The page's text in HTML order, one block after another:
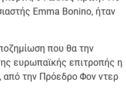
Emma Bonino, ήταν
που θα την
ευρωπαϊκής επιτροπής η
από την Πρόεδρο Φον ντερ